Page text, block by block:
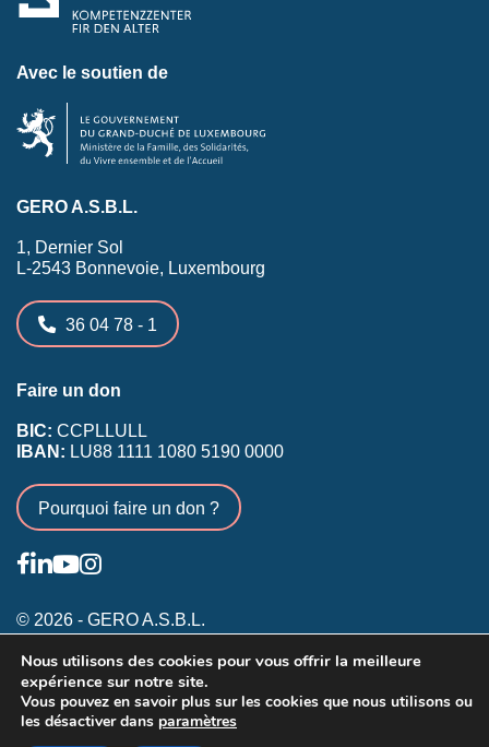
Avec le soutien de
GERO A.S.B.L.
1, Dernier Sol
L-2543 Bonnevoie, Luxembourg
36 04 78 - 1
Faire un don
BIC: CCPLLULL
IBAN: LU88 1111 1080 5190 0000
Pourquoi faire un don ?
© 2026 - GERO A.S.B.L.
Conditions générales
Inscription membres existants
Annonceurs
Nous utilisons des cookies pour vous offrir la meilleure
expérience sur notre site.
Vous pouvez en savoir plus sur les cookies que nous utilisons ou
les désactiver dans paramètres